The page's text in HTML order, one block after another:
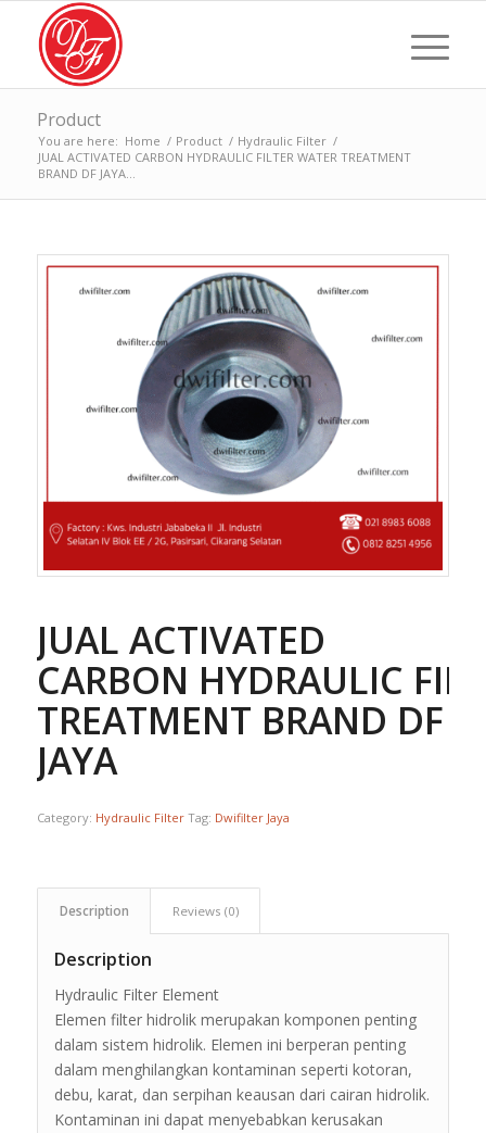
Product
You are here: Home / Product / Hydraulic Filter /
JUAL ACTIVATED CARBON HYDRAULIC FILTER WATER TREATMENT
BRAND DF JAYA...
JUAL ACTIVATED
CARBON HYDRAULIC
TREATMENT BRAND DF
JAYA
Category: Hydraulic Filter Tag: Dwifilter Jaya
Description Reviews (0)
Description
Hydraulic Filter Element
Elemen filter hidrolik merupakan komponen penting
dalam sistem hidrolik. Elemen ini berperan penting
dalam menghilangkan kontaminan seperti kotoran,
debu, karat, dan serpihan keausan dari cairan hidrolik.
Kontaminan ini dapat menyebabkan kerusakan